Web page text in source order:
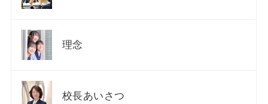
理念
校長あいさつ